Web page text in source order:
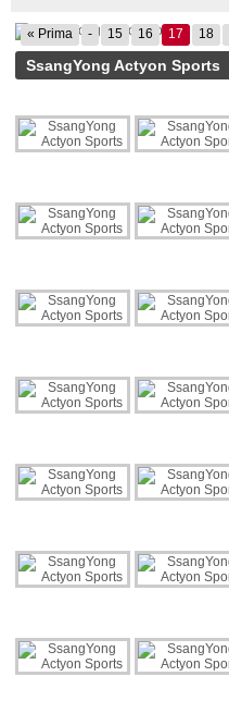
« Prima - 15 16 17 18
SsangYong Actyon Sports